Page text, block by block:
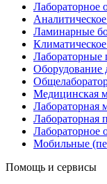
Лабораторное
Ламинарные
Оборудование
Медицинская
Лабораторная
Лабораторная
Лабораторное
Мобильные
Помощь и сервисы